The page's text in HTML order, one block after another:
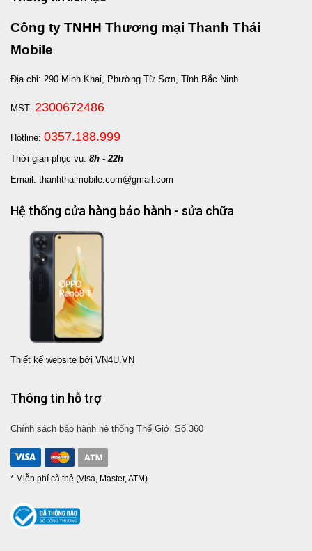
Công ty TNHH Thương mại Thanh Thái
Mobile
Địa chỉ: 290 Minh Khai, Phường Từ Sơn, Tỉnh Bắc Ninh
MST: 2300672486
Hotline: 0357.188.999
Thời gian phục vụ: 8h - 22h
Email: thanhthaimobile.com@gmail.com
Hệ thống cửa hàng bảo hành - sửa chữa
Thiết kế website bởi VN4U.VN
Thông tin hỗ trợ
Chính sách bảo hành hệ thống Thế Giới Số 360
* Miễn phí cà thẻ (Visa, Master, ATM)